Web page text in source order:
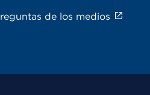
de los medios